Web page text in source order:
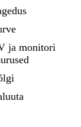
ja monitori